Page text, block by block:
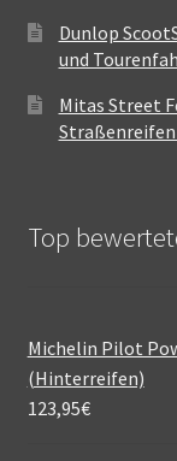
Dunlop
und
Mitas Street
Top
Michelin Pilot
(Hinterreifen)
123,95€